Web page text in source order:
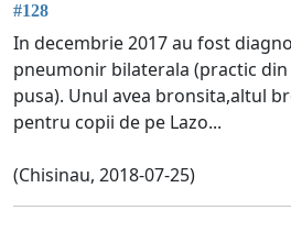
#128
In decembrie 2017 au fost
pneumonir bilaterala (practic
pusa). Unul avea bronsita,altul
pentru copii de pe Lazo...
(Chisinau, 2018-07-25)